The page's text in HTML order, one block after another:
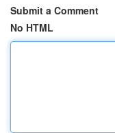
Submit a Comment
No HTML